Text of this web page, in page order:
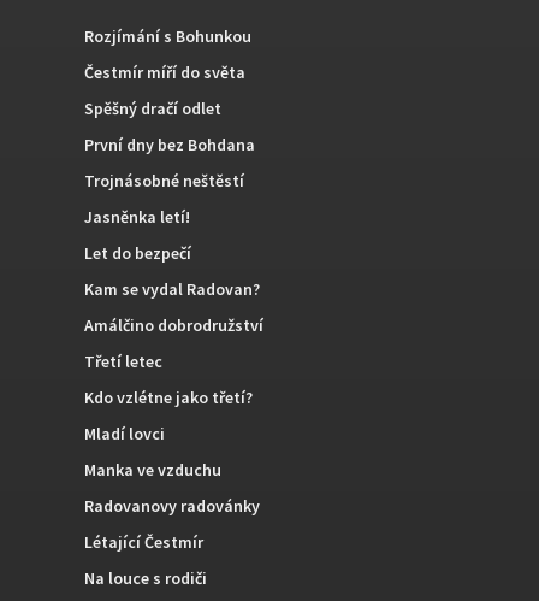
Rozjímání s Bohunkou
Čestmír míří do světa
Spěšný dračí odlet
První dny bez Bohdana
Trojnásobné neštěstí
Jasněnka letí!
Let do bezpečí
Kam se vydal Radovan?
Amálčino dobrodružství
Třetí letec
Kdo vzlétne jako třetí?
Mladí lovci
Manka ve vzduchu
Radovanovy radovánky
Létající Čestmír
Na louce s rodiči